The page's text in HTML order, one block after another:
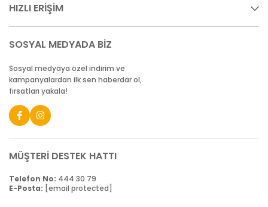
HIZLI ERİŞİM
SOSYAL MEDYADA BİZ
Sosyal medyaya özel indirim ve
kampanyalardan ilk sen haberdar ol,
fırsatları yakala!
MÜŞTERİ DESTEK HATTI
Telefon No: 444 30 79
E-Posta: [email protected]